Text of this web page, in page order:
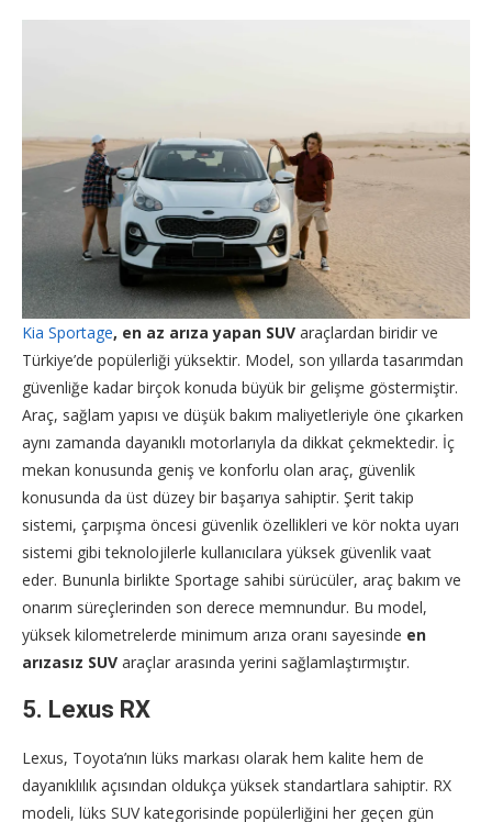
Kia Sportage, en az arıza yapan SUV araçlardan biridir ve
Türkiye’de popülerliği yüksektir. Model, son yıllarda tasarımdan
güvenliğe kadar birçok konuda büyük bir gelişme göstermiştir.
Araç, sağlam yapısı ve düşük bakım maliyetleriyle öne çıkarken
aynı zamanda dayanıklı motorlarıyla da dikkat çekmektedir. İç
mekan konusunda geniş ve konforlu olan araç, güvenlik
konusunda da üst düzey bir başarıya sahiptir. Şerit takip
sistemi, çarpışma öncesi güvenlik özellikleri ve kör nokta uyarı
sistemi gibi teknolojilerle kullanıcılara yüksek güvenlik vaat
eder. Bununla birlikte Sportage sahibi sürücüler, araç bakım ve
onarım süreçlerinden son derece memnundur. Bu model,
yüksek kilometrelerde minimum arıza oranı sayesinde en
arızasız SUV araçlar arasında yerini sağlamlaştırmıştır.
5. Lexus RX
Lexus, Toyota’nın lüks markası olarak hem kalite hem de
dayanıklılık açısından oldukça yüksek standartlara sahiptir. RX
modeli, lüks SUV kategorisinde popülerliğini her geçen gün